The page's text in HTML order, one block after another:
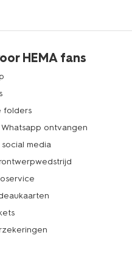
HEMA fans
folders
ontvangen
social media